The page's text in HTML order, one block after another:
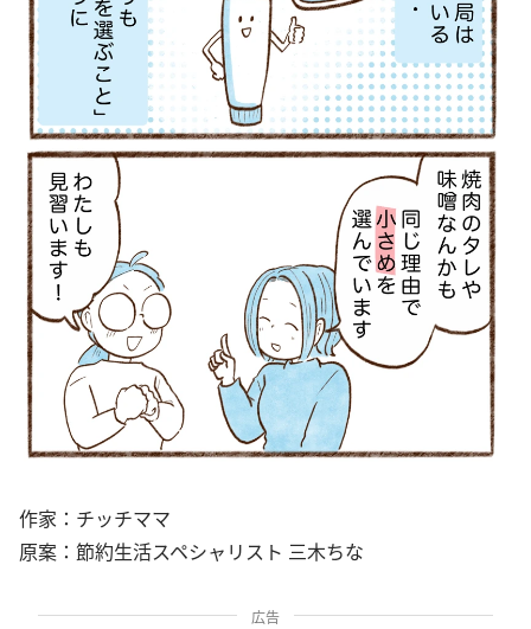
作家：チッチママ
原案：節約生活スペシャリスト 三木ちな
広告